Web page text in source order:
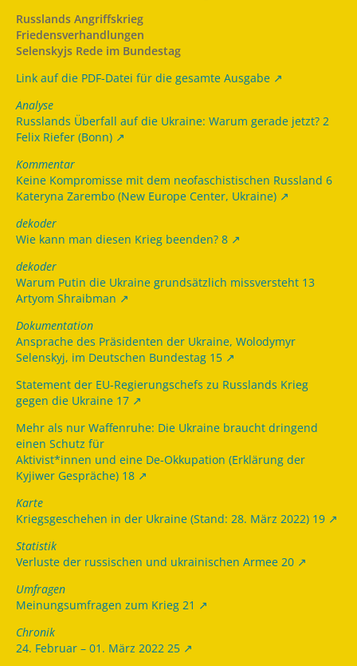
Russlands Angriffskrieg
Friedensverhandlungen
Selenskyjs Rede im Bundestag
Link auf die PDF-Datei für die gesamte Ausgabe
Analyse
Russlands Überfall auf die Ukraine: Warum gerade jetzt? 2
Felix Riefer (Bonn)
Kommentar
Keine Kompromisse mit dem neofaschistischen Russland 6
Kateryna Zarembo (New Europe Center, Ukraine)
dekoder
Wie kann man diesen Krieg beenden? 8
dekoder
Warum Putin die Ukraine grundsätzlich missversteht 13
Artyom Shraibman
Dokumentation
Ansprache des Präsidenten der Ukraine, Wolodymyr
Selenskyj, im Deutschen Bundestag 15
Statement der EU-Regierungschefs zu Russlands Krieg
gegen die Ukraine 17
Mehr als nur Waffenruhe: Die Ukraine braucht dringend
einen Schutz für
Aktivist*innen und eine De-Okkupation (Erklärung der
Kyjiwer Gespräche) 18
Karte
Kriegsgeschehen in der Ukraine (Stand: 28. März 2022) 19
Statistik
Verluste der russischen und ukrainischen Armee 20
Umfragen
Meinungsumfragen zum Krieg 21
Chronik
24. Februar – 01. März 2022 25